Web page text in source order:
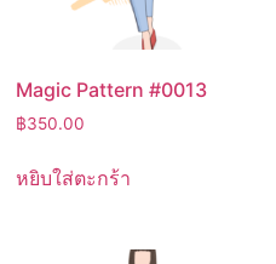
Magic Pattern #0013
฿350.00
หยิบใส่ตะกร้า